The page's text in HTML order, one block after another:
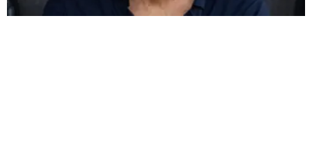
Es viral